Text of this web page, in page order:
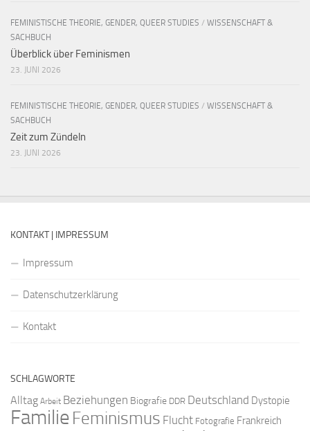
FEMINISTISCHE THEORIE, GENDER, QUEER STUDIES / WISSENSCHAFT &
SACHBUCH
Überblick über Feminismen
23. JUNI 2026
FEMINISTISCHE THEORIE, GENDER, QUEER STUDIES / WISSENSCHAFT &
SACHBUCH
Zeit zum Zündeln
23. JUNI 2026
KONTAKT | IMPRESSUM
Impressum
Datenschutzerklärung
Kontakt
SCHLAGWORTE
Alltag Arbeit Beziehungen Biografie DDR Deutschland Dystopie
FamilieFeminismus Flucht Fotografie Frankreich